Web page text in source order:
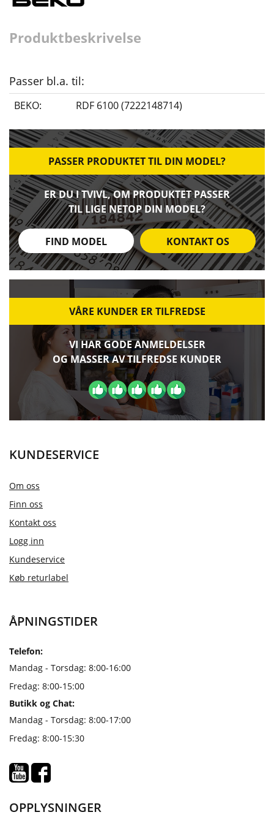
Produktbeskrivelse
Passer bl.a. til:
BEKO: RDF 6100 (7222148714)
PASSER PRODUKTET TIL DIN MODEL?
ER DU I TVIVL, OM PRODUKTET PASSER
TIL LIGE NETOP DIN MODEL?
FIND MODEL KONTAKT OS
VÅRE KUNDER ER TILFREDSE
VI HAR GODE ANMELDELSER
OG MASSER AV TILFREDSE KUNDER
KUNDESERVICE
Om oss
Finn oss
Kontakt oss
Logg inn
Kundeservice
Køb returlabel
ÅPNINGSTIDER
Telefon:
Mandag - Torsdag: 8:00-16:00
Fredag: 8:00-15:00
Butikk og Chat:
Mandag - Torsdag: 8:00-17:00
Fredag: 8:00-15:30
OPPLYSNINGER